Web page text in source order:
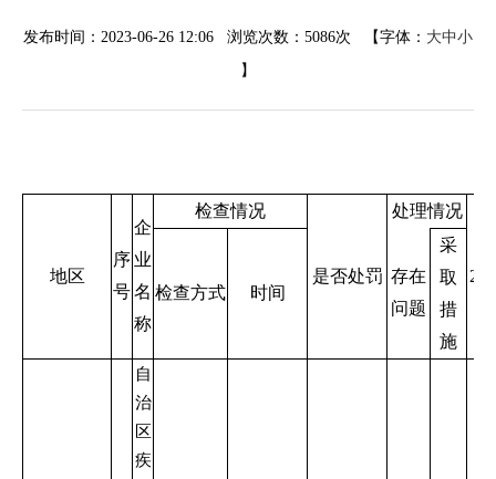
发布时间：2023-06-26 12:06 浏览次数： 5086次 【字体： 大中小
】
地区
序
号
企
业
名
称
检查情况
是否处罚
处理情况
检查方式
时间
存在
问题
采
取
措
施
自
治
区
疾